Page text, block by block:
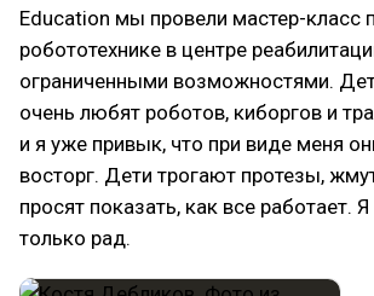
Education мы провели мастер-класс
робототехнике в центре
ограниченными возможностями.
очень любят роботов, киборгов и
и я уже привык, что при виде меня
восторг. Дети трогают протезы,
просят показать, как все работает.
только рад.